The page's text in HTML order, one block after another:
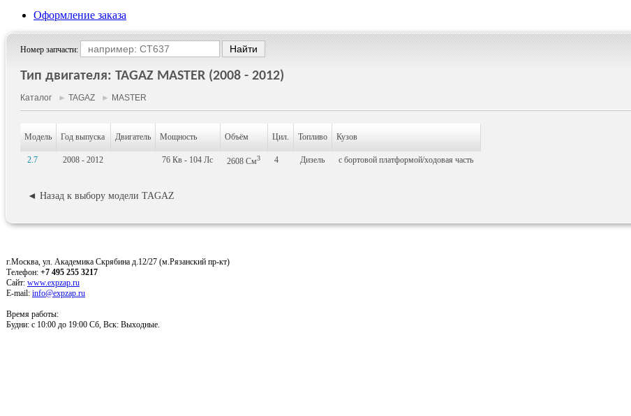
Оформление заказа
Номер запчасти:
Тип двигателя: TAGAZ MASTER (2008 - 2012)
Каталог ► TAGAZ ► MASTER
Модель Год выпуска Двигатель Мощность Объём Цил. Топливо Кузов
2.7 2008 - 2012 76 Кв - 104 Лс 2608 См3 4 Дизель c бортовой платформой/ходовая часть
◄ Назад к выбору модели TAGAZ
г.Москва, ул. Академика Скрябина д.12/27 (м.Рязанский пр-кт)
Телефон: +7 495 255 3217
Сайт: www.expzap.ru
E-mail: info@expzap.ru
Время работы:
Будни: c 10:00 до 19:00 Сб, Вск: Выходные.